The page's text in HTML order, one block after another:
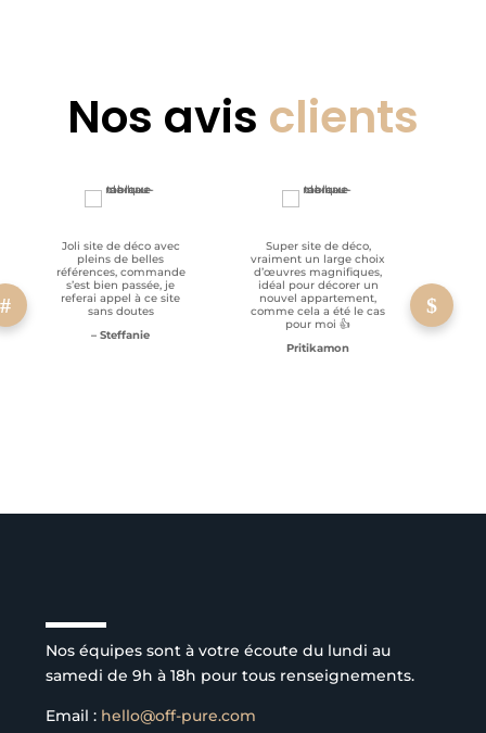
Nos avis clients
Joli site de déco avec
pleins de belles
références, commande
s’est bien passée, je
referai appel à ce site
sans doutes
– Steffanie
Super site de déco,
vraiment un large choix
d’œuvres magnifiques,
idéal pour décorer un
nouvel appartement,
comme cela a été le cas
pour moi 👍
Pritikamon
Nos équipes sont à votre écoute du lundi au
samedi de 9h à 18h pour tous renseignements.
Email : hello@off-pure.com